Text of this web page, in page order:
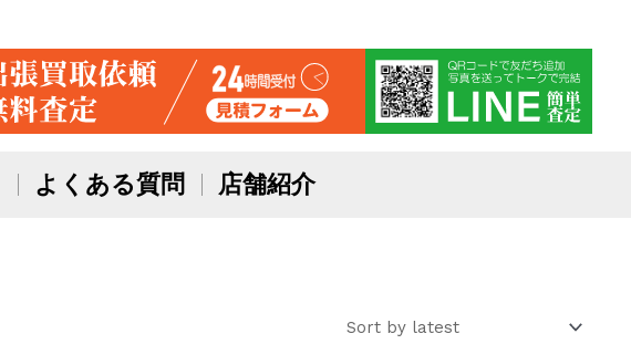
よくある質問 店舗紹介